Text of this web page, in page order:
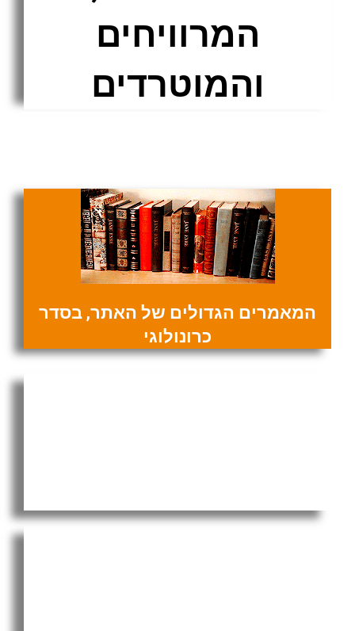
המרוויחים
והמוטרדים
המאמרים הגדולים של האתר, בסדר
כרונולוגי